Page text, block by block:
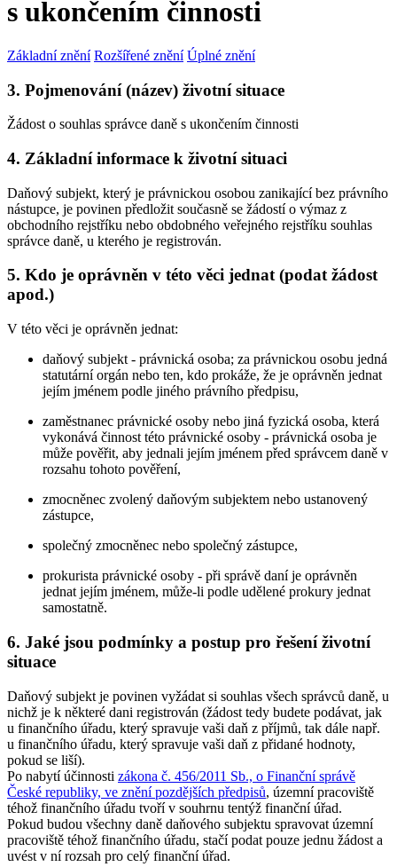
s ukončením činnosti
Základní znění Rozšířené znění Úplné znění
3. Pojmenování (název) životní situace
Žádost o souhlas správce daně s ukončením činnosti
4. Základní informace k životní situaci
Daňový subjekt, který je právnickou osobou zanikající bez právního
nástupce, je povinen předložit současně se žádostí o výmaz z
obchodního rejstříku nebo obdobného veřejného rejstříku souhlas
správce daně, u kterého je registrován.
5. Kdo je oprávněn v této věci jednat (podat žádost
apod.)
V této věci je oprávněn jednat:
daňový subjekt - právnická osoba; za právnickou osobu jedná
statutární orgán nebo ten, kdo prokáže, že je oprávněn jednat
jejím jménem podle jiného právního předpisu,
zaměstnanec právnické osoby nebo jiná fyzická osoba, která
vykonává činnost této právnické osoby - právnická osoba je
může pověřit, aby jednali jejím jménem před správcem daně v
rozsahu tohoto pověření,
zmocněnec zvolený daňovým subjektem nebo ustanovený
zástupce,
společný zmocněnec nebo společný zástupce,
prokurista právnické osoby - při správě daní je oprávněn
jednat jejím jménem, může-li podle udělené prokury jednat
samostatně.
6. Jaké jsou podmínky a postup pro řešení životní
situace
Daňový subjekt je povinen vyžádat si souhlas všech správců daně, u
nichž je k některé dani registrován (žádost tedy budete podávat, jak
u finančního úřadu, který spravuje vaši daň z příjmů, tak dále např.
u finančního úřadu, který spravuje vaši daň z přidané hodnoty,
pokud se liší).
Po nabytí účinnosti zákona č. 456/2011 Sb., o Finanční správě
České republiky, ve znění pozdějších předpisů, územní pracoviště
téhož finančního úřadu tvoří v souhrnu tentýž finanční úřad.
Pokud budou všechny daně daňového subjektu spravovat územní
pracoviště téhož finančního úřadu, stačí podat pouze jednu žádost a
uvést v ní rozsah pro celý finanční úřad.